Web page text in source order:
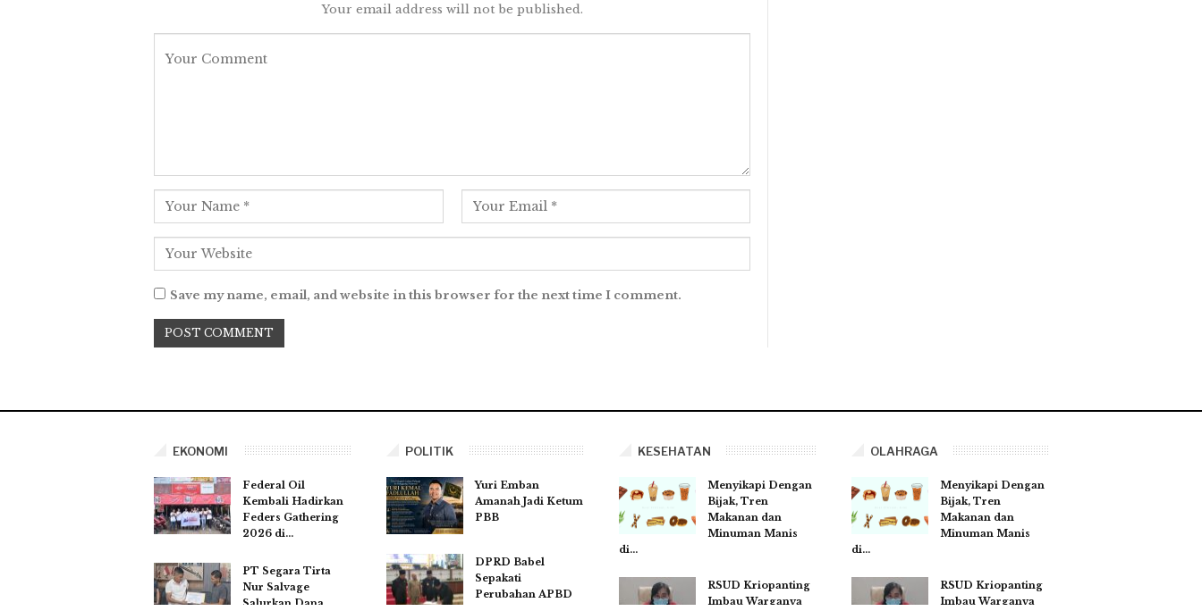
Your email address will not be published.
Save my name, email, and website in this browser for the next time I comment.
EKONOMI
Federal Oil
Kembali Hadirkan
Feders Gathering
2026 di…
PT Segara Tirta
Nur Salvage
Salurkan Dana
POLITIK
Yuri Emban
Amanah Jadi Ketum
PBB
DPRD Babel
Sepakati
Perubahan APBD
KESEHATAN
Menyikapi Dengan
Bijak, Tren
Makanan dan
Minuman Manis
di…
RSUD Kriopanting
Imbau Warganya
OLAHRAGA
Menyikapi Dengan
Bijak, Tren
Makanan dan
Minuman Manis
di…
RSUD Kriopanting
Imbau Warganya